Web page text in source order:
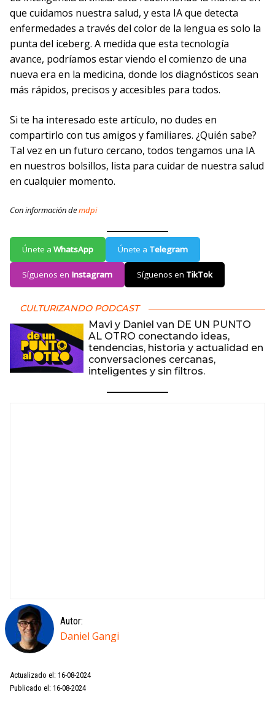
que cuidamos nuestra salud, y esta IA que detecta
enfermedades a través del color de la lengua es solo la
punta del iceberg. A medida que esta tecnología
avance, podríamos estar viendo el comienzo de una
nueva era en la medicina, donde los diagnósticos sean
más rápidos, precisos y accesibles para todos.
Si te ha interesado este artículo, no dudes en
compartirlo con tus amigos y familiares. ¿Quién sabe?
Tal vez en un futuro cercano, todos tengamos una IA
en nuestros bolsillos, lista para cuidar de nuestra salud
en cualquier momento.
Con información demdpi
Únete a WhatsApp Únete a Telegram
Síguenos en Instagram Síguenos en TikTok
CULTURIZANDO PODCAST
Mavi y Daniel van DE UN PUNTO
AL OTRO conectando ideas,
tendencias, historia y actualidad en
conversaciones cercanas,
inteligentes y sin filtros.
Autor:
Daniel Gangi
Actualizado el: 16-08-2024
Publicado el: 16-08-2024